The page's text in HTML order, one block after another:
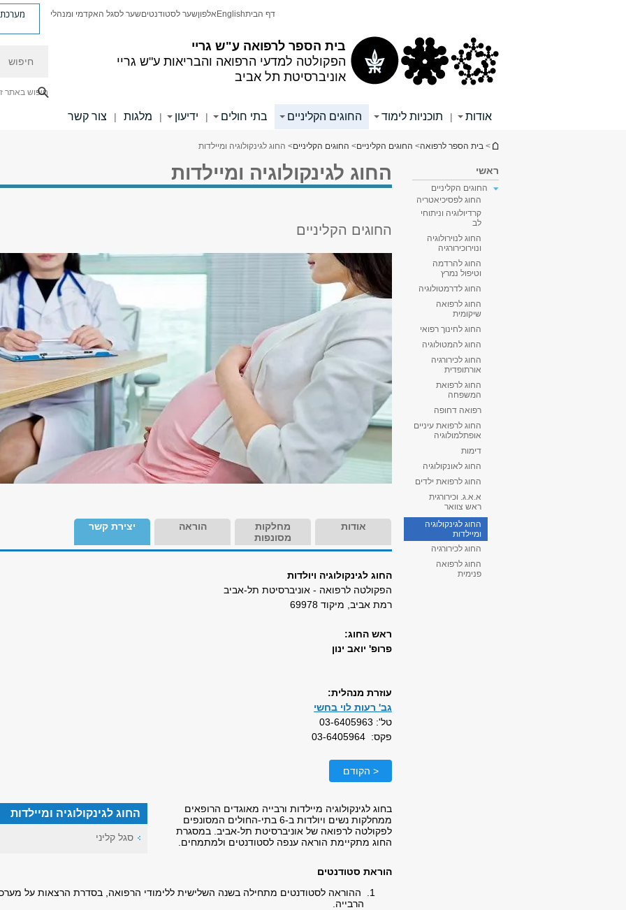
בית הספר לרפואה ע"ש גריי
הפקולטה למדעי הרפואה והבריאות ע"ש גריי
אוניברסיטת תל אביב
דף הביתEnglish אלפוןשער לסטודנטיםשער לסגל האקדמי ומנהלי מערכת
חיפוש באתר
אודות | תוכניות לימוד החוגים הקליניים בתי חולים | ידיעון | מלגות | צור קשר
הינך נמצא כאן
> בית הספר לרפואה> החוגים הקליניים> החוגים הקליניים> החוג לגינקולוגיה ומיילדות
ראשי
החוגים הקליניים
החוג לפסיכיאטריה
קרדיולוגיה וניתוחי
לב
החוג לנוירולוגיה
ונוירוכירורגיה
החוג להרדמה
וטיפול נמרץ
החוג לדרמטולוגיה
החוג לרפואה
שיקומית
החוג לחינוך רפואי
החוג להמטולוגיה
החוג לכירורגיה
אורתופדית
החוג לרפואת
המשפחה
רפואה דחופה
החוג לרפואת עיניים
אופתלמולוגיה
דימות
החוג לאונקולוגיה
החוג לרפואת ילדים
א.א.ג. וכירורגית
ראש צוואר
החוג לגינקולוגיה
ומיילדות
החוג לכירורגיה
החוג לרפואה
פנימית
החוג לגינקולוגיה ומיילדות
החוגים הקליניים
אודות
מחלקות
מסונפות
הוראה יצירת קשר
החוג לגינקולוגיה ויולדות
הפקולטה לרפואה - אוניברסיטת תל-אביב
רמת אביב, מיקוד 69978
ראש החוג:
פרופ' יואב ינון
עוזרת מנהלית:
גב' רעות לוי בחשי
טל': 03-6405963
פקס: 03-6405964
< הקודם
החוג לגינקולוגיה ומיילדות
סגל קליני
בחוג לגינקולוגיה מיילדות ורבייה מאוגדים הרופאים
ממחלקות נשים ויולדות ב-6 בתי-החולים המסונפים
לפקולטה לרפואה של אוניברסיטת תל-אביב. במסגרת
החוג מתקיימת הוראה ענפה לסטודנטים ולמתמחים.
הוראת סטודנטים
ההוראה לסטודנטים מתחילה בשנה השלישית ללימודי הרפואה, בסדרת הרצאות על
הרבייה.